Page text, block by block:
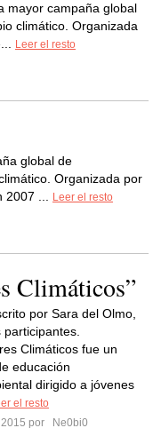
mayor campaña global
climático. Organizada
Leer el resto
global de
Organizada por
2007 ...
Leer el resto
Climáticos”
por Sara del Olmo,
Climáticos fue un
educación
dirigido a jóvenes
el resto
por
Ne0bi0